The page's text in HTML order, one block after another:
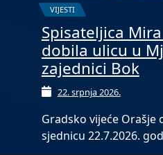
VIJESTI
Spisateljica
dobila ulicu u
zajednici Bok
22. srpnja 2026.
Gradsko vijeće Orašje
sjednicu 22.7.2026.